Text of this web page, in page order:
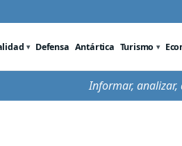
Defensa Antártica Turismo
Informar,